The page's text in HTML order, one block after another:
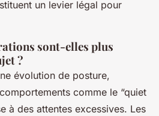
un levier légal pour
sont-elles plus
?
évolution de posture,
comme le “quiet
à des attentes excessives. Les